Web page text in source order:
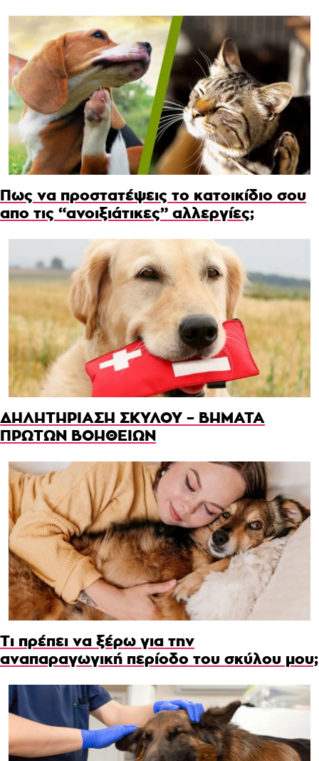
Πως να προστατέψεις το κατοικίδιο σου
απο τις “ανοιξιάτικες” αλλεργίες;
ΔΗΛΗΤΗΡΙΑΣΗ ΣΚΥΛΟΥ – ΒΗΜΑΤΑ
ΠΡΩΤΩΝ ΒΟΗΘΕΙΩΝ
Τι πρέπει να ξέρω για την
αναπαραγωγική περίοδο του σκύλου μου;